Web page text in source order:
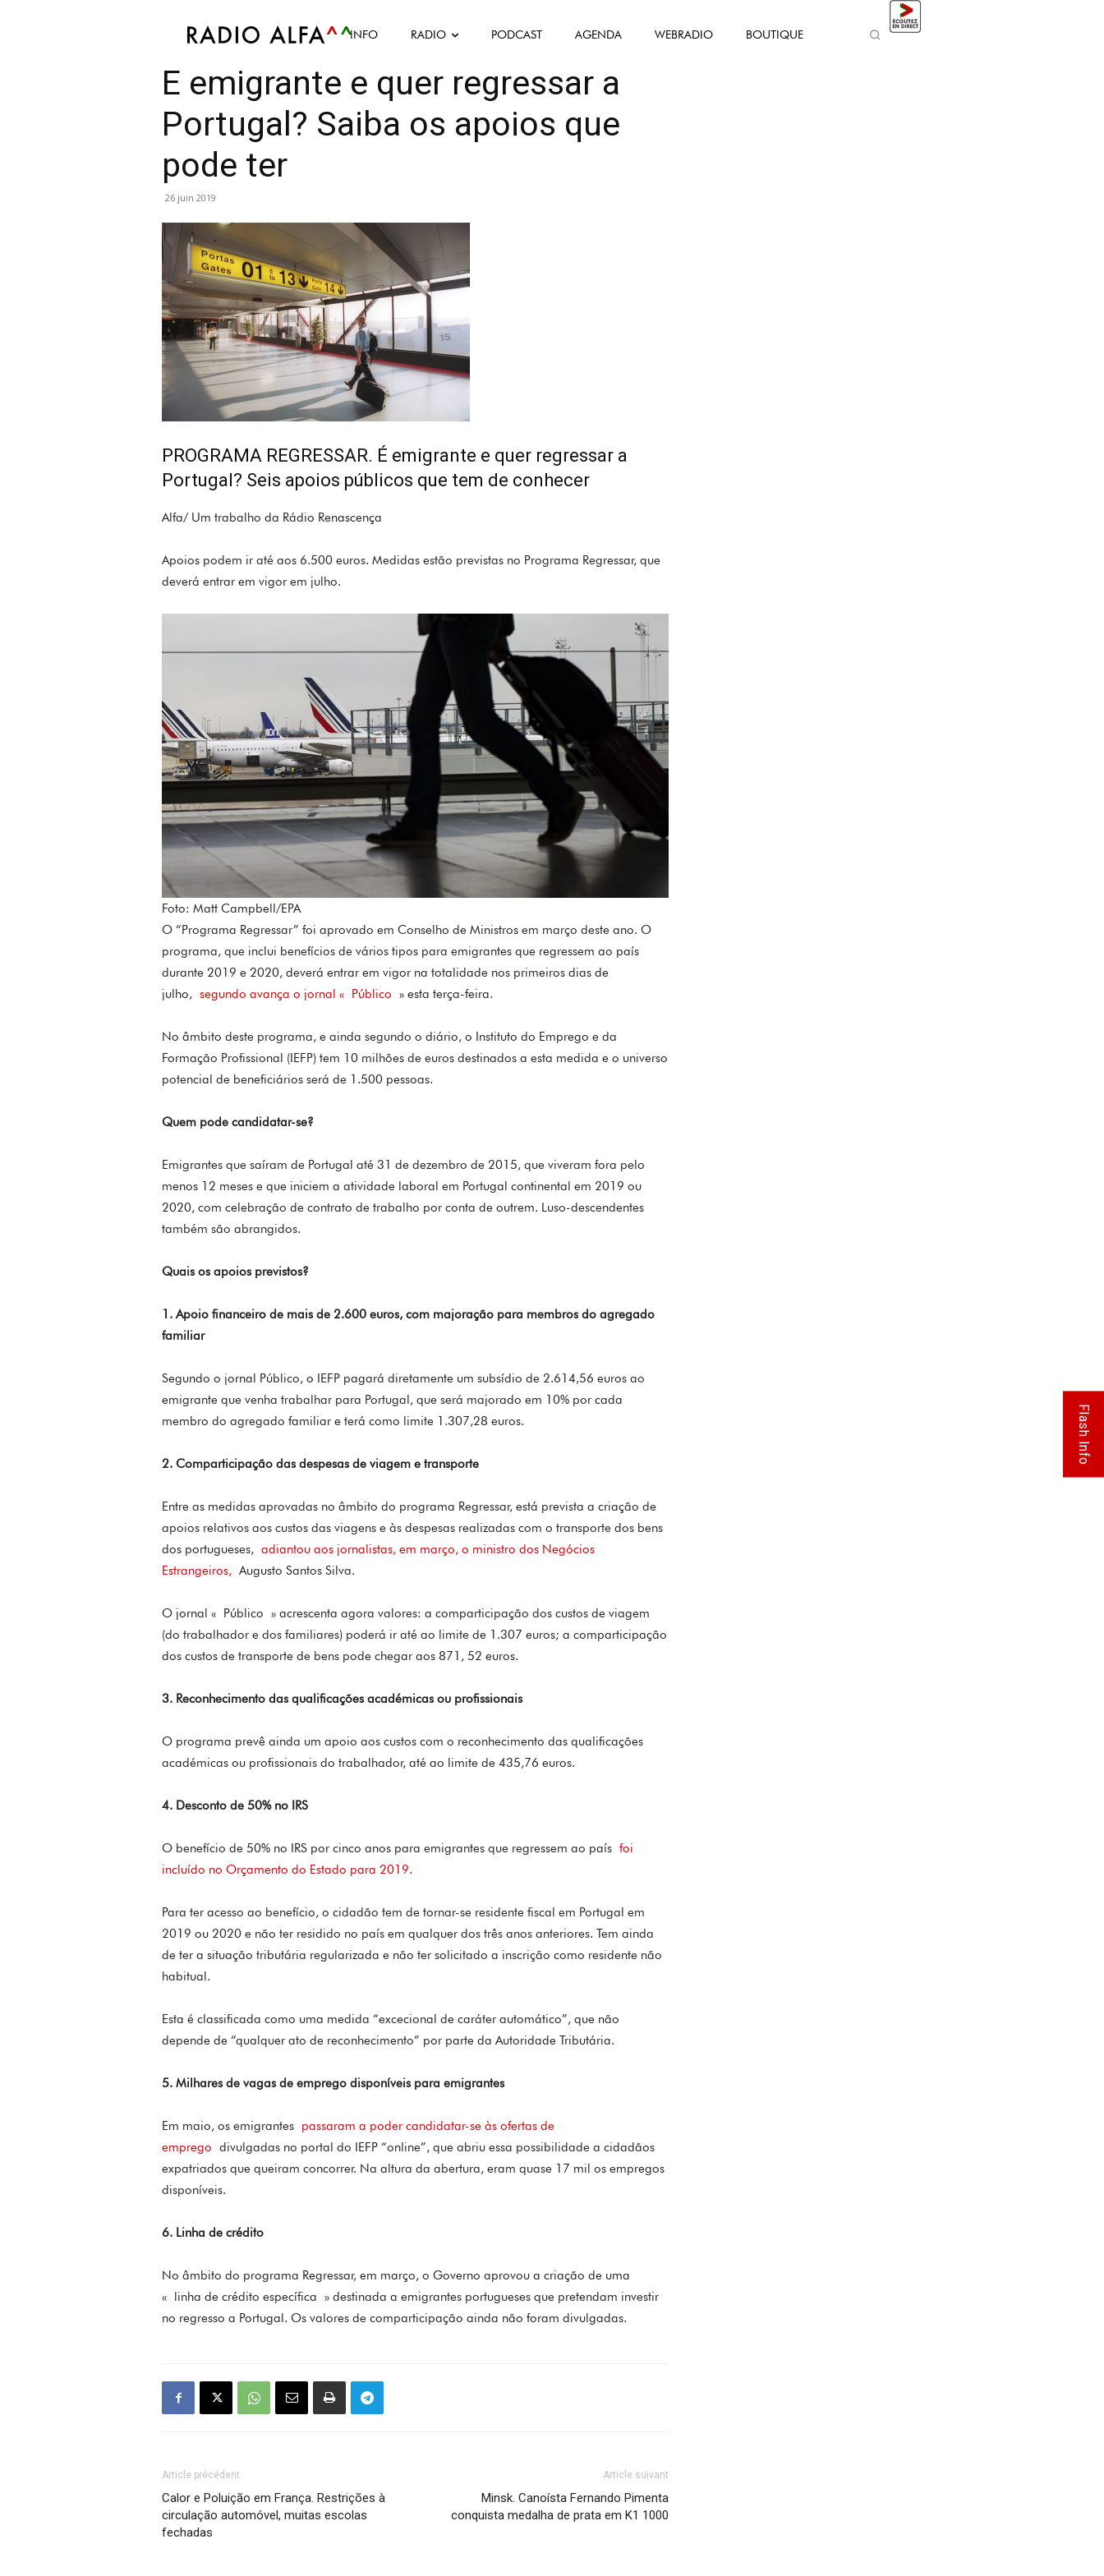
INFO RADIO PODCAST AGENDA WEBRADIO BOUTIQUE
Économie Mis en avant Politique
É emigrante e quer regressar a
Portugal? Saiba os apoios que
pode ter
26 juin 2019
PROGRAMA REGRESSAR. É emigrante e quer regressar a
Portugal? Seis apoios públicos que tem de conhecer
Alfa/ Um trabalho da Rádio Renascença
Apoios podem ir até aos 6.500 euros. Medidas estão previstas no Programa Regressar, que
deverá entrar em vigor em julho.
Foto: Matt Campbell/EPA
O “Programa Regressar” foi aprovado em Conselho de Ministros em março deste ano. O
programa, que inclui benefícios de vários tipos para emigrantes que regressem ao país
durante 2019 e 2020, deverá entrar em vigor na totalidade nos primeiros dias de
julho, segundo avança o jornal « Público » esta terça-feira.
No âmbito deste programa, e ainda segundo o diário, o Instituto do Emprego e da
Formação Profissional (IEFP) tem 10 milhões de euros destinados a esta medida e o universo
potencial de beneficiários será de 1.500 pessoas.
Quem pode candidatar-se?
Emigrantes que saíram de Portugal até 31 de dezembro de 2015, que viveram fora pelo
menos 12 meses e que iniciem a atividade laboral em Portugal continental em 2019 ou
2020, com celebração de contrato de trabalho por conta de outrem. Luso-descendentes
também são abrangidos.
Quais os apoios previstos?
1. Apoio financeiro de mais de 2.600 euros, com majoração para membros do agregado
familiar
Segundo o jornal Público, o IEFP pagará diretamente um subsídio de 2.614,56 euros ao
emigrante que venha trabalhar para Portugal, que será majorado em 10% por cada
membro do agregado familiar e terá como limite 1.307,28 euros.
2. Comparticipação das despesas de viagem e transporte
Entre as medidas aprovadas no âmbito do programa Regressar, está prevista a criação de
apoios relativos aos custos das viagens e às despesas realizadas com o transporte dos bens
dos portugueses, adiantou aos jornalistas, em março, o ministro dos Negócios
Estrangeiros, Augusto Santos Silva.
O jornal « Público » acrescenta agora valores: a comparticipação dos custos de viagem
(do trabalhador e dos familiares) poderá ir até ao limite de 1.307 euros; a comparticipação
dos custos de transporte de bens pode chegar aos 871, 52 euros.
3. Reconhecimento das qualificações académicas ou profissionais
O programa prevê ainda um apoio aos custos com o reconhecimento das qualificações
académicas ou profissionais do trabalhador, até ao limite de 435,76 euros.
4. Desconto de 50% no IRS
O benefício de 50% no IRS por cinco anos para emigrantes que regressem ao país foi
incluído no Orçamento do Estado para 2019.
Para ter acesso ao benefício, o cidadão tem de tornar-se residente fiscal em Portugal em
2019 ou 2020 e não ter residido no país em qualquer dos três anos anteriores. Tem ainda
de ter a situação tributária regularizada e não ter solicitado a inscrição como residente não
habitual.
Esta é classificada como uma medida “excecional de caráter automático”, que não
depende de “qualquer ato de reconhecimento” por parte da Autoridade Tributária.
5. Milhares de vagas de emprego disponíveis para emigrantes
Em maio, os emigrantes passaram a poder candidatar-se às ofertas de
emprego divulgadas no portal do IEFP “online”, que abriu essa possibilidade a cidadãos
expatriados que queiram concorrer. Na altura da abertura, eram quase 17 mil os empregos
disponíveis.
6. Linha de crédito
No âmbito do programa Regressar, em março, o Governo aprovou a criação de uma
« linha de crédito específica » destinada a emigrantes portugueses que pretendam investir
no regresso a Portugal. Os valores de comparticipação ainda não foram divulgadas.
Article précédent
Calor e Poluição em França. Restrições à
circulação automóvel, muitas escolas
fechadas
Article suivant
Minsk. Canoísta Fernando Pimenta
conquista medalha de prata em K1 1000
Flash Info